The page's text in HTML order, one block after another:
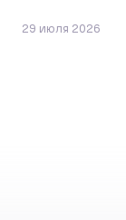
29 июля 2026